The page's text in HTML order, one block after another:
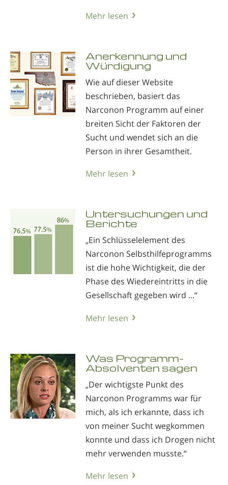
Mehr lesen
Anerkennung und
Würdigung
Wie auf dieser Website
beschrieben, basiert das
Narconon Programm auf einer
breiten Sicht der Faktoren der
Sucht und wendet sich an die
Person in ihrer Gesamtheit.
Mehr lesen
Untersuchungen und
Berichte
„Ein Schlüsselelement des
Narconon Selbsthilfeprogramms
ist die hohe Wichtigkeit, die der
Phase des Wiedereintritts in die
Gesellschaft gegeben wird ...“
Mehr lesen
Was Programm-
Absolventen sagen
„Der wichtigste Punkt des
Narconon Programms war für
mich, als ich erkannte, dass ich
von meiner Sucht wegkommen
konnte und dass ich Drogen nicht
mehr verwenden musste.“
Mehr lesen